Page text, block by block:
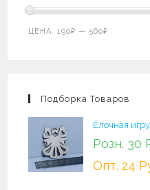
Минимальная
Максимальная
ЦЕНА:190₽ — 560₽
Подборка Товаров
Ёлочная
Розн. 30
Опт. 24